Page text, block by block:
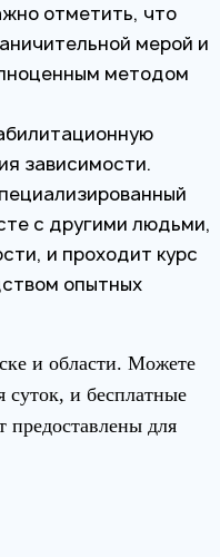
отметить, что
мерой и
методом
зависимости.
с другими людьми,
и проходит курс
опытных
и области. Можете
суток, и бесплатные
предоставлены для